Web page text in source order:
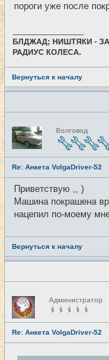
пороги уже после
БЛДЖАД; НИШТЯКИ -
РАДИУС КОЛЕСА.
Вернуться к началу
Н
е
в
с
е
т
и
Волговод
Re: Анкета VolgaDriver-52
Приветствую ,, )
Машина покрашена
нацепил по-моему
Вернуться к началу
Н
е
в
с
е
Администратор
Re: Анкета VolgaDriver-52